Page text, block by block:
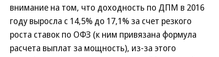
внимание на том, что доходность по ДПМ в 2016
году выросла с 14,5% до 17,1% за счет резкого
роста ставок по ОФЗ (к ним привязана формула
расчета выплат за мощность), из-за этого